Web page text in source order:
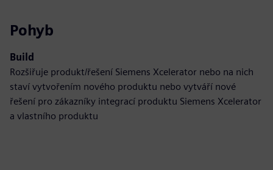
Pohyb
Build
Rozšiřuje produkt/řešení Siemens Xcelerator nebo na nich
staví vytvořením nového produktu nebo vytváří nové
řešení pro zákazníky integrací produktu Siemens Xcelerator
a vlastního produktu